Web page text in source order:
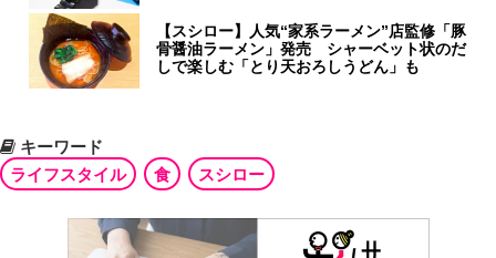
【スシロー】人気“家系ラーメン”店監修「豚
骨醤油ラーメン」発売 シャーベット状のだ
しで楽しむ「とり天おろしうどん」も
キーワード
ライフスタイル
食 スシロー